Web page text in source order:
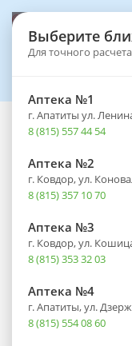
Выберите
Для точного
Аптека №1
г. Апатиты ул.
8 (815) 557 44 54
Аптека №2
г. Ковдор, ул.
8 (815) 357 10 70
Аптека №3
г. Ковдор, ул.
8 (815) 353 32 03
Аптека №4
г. Апатиты, ул.
8 (815) 554 08 60
Каталог - Оптика -
Линзы